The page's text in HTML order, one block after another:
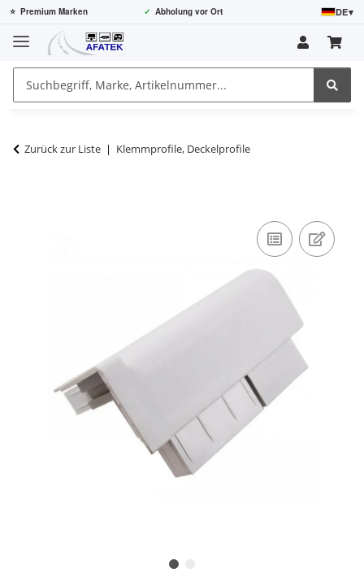
⭐ Premium Marken ✓ Abholung vor Ort DE▾
Zurück zur Liste Klemmprofile, Deckelprofile